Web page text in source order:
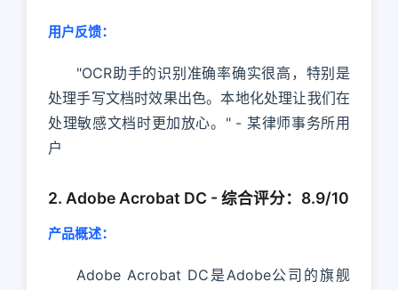
用户反馈：
"OCR助手的识别准确率确实很高，特别是
处理手写文档时效果出色。本地化处理让我们在
处理敏感文档时更加放心。" - 某律师事务所用
户
2. Adobe Acrobat DC - 综合评分：8.9/10
产品概述：
Adobe Acrobat DC是Adobe公司的旗舰